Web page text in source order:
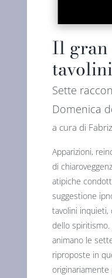
Il
tavolini
Sette
Domenica
a cura di
Apparizioni,
di
atipiche
suggestione
tavolini inquieti,
dello
animano le
riproposte in